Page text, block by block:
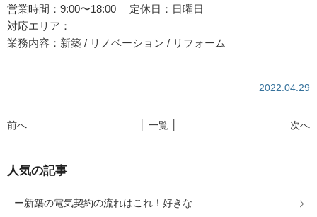
営業時間：9:00〜18:00 定休日：日曜日
対応エリア：
業務内容：新築 / リノベーション / リフォーム
2022.04.29
前へ 次へ
│ 一覧 │
人気の記事
ー新築の電気契約の流れはこれ！好きな...